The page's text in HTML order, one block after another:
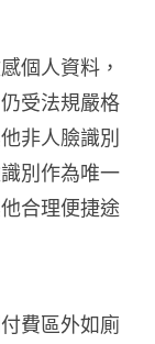
個人資料，
受法規嚴格
非人臉識別
別作為唯一
合理便捷途
費區外如廁